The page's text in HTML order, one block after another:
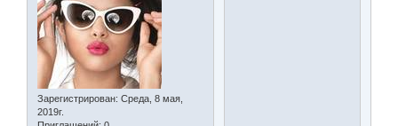
Зарегистрирован: Среда, 8 мая,
2019г.